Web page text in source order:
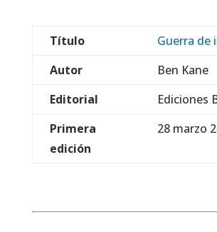
Título
Guerra de
Autor
Ben Kane
Editorial
Ediciones
Primera
edición
28 marzo